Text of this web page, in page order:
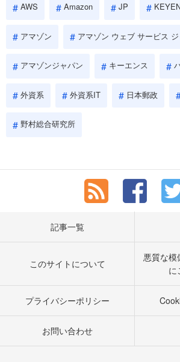
AWS Amazon JP
アマゾン アマゾン ウェブ サービス
アマゾンジャパン キーエンス
外資系 外資系IT 日本郵政
野村総合研究所
記事一覧
このサイトについて
悪質な模
に
プライバシーポリシー
お問い合わせ